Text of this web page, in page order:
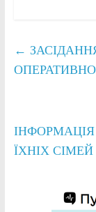
←
ІНФОРМАЦІЯ
ЇХНІХ СІМЕЙ